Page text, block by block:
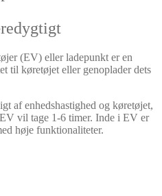
(EV) eller ladepunkt er en
til køretøjet eller genoplader dets
af enhedshastighed og køretøjet,
vil tage 1-6 timer. Inde i EV er
høje funktionaliteter.